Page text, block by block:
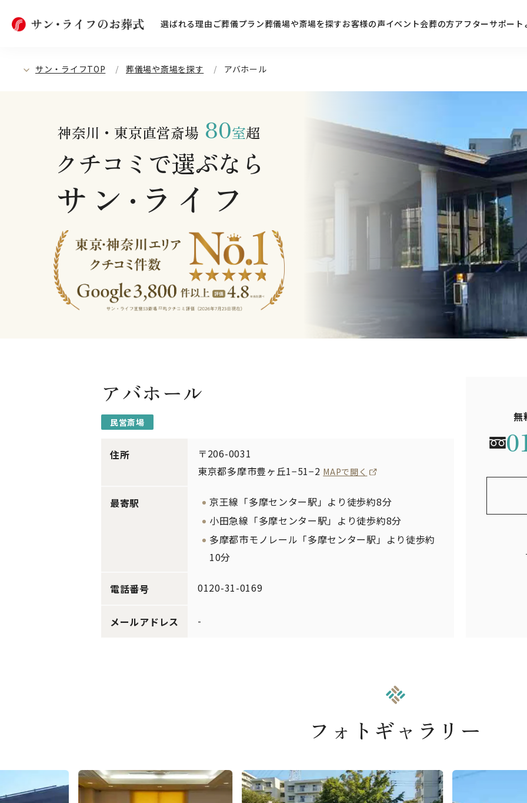
選ばれる理由 ご葬儀プラン葬儀場や斎場を探すお客様の声イベント会葬の方アフターサポート
サン・ライフTOP 葬儀場や斎場を探す アバホール
神奈川・東京直営斎場 80室超
クチコミで選ぶなら
サン ・ライフ
アバホール
民営斎場
住所
〒206-0031
東京都多摩市豊ヶ丘1−51−2 MAPで開く
最寄駅
京王線「多摩センター駅」より徒歩約8分
小田急線「多摩センター駅」より徒歩約8分
多摩都市モノレール「多摩センター駅」より徒歩約
10分
電話番号 0120-31-0169
メールアドレス -
無
フォトギャラリー